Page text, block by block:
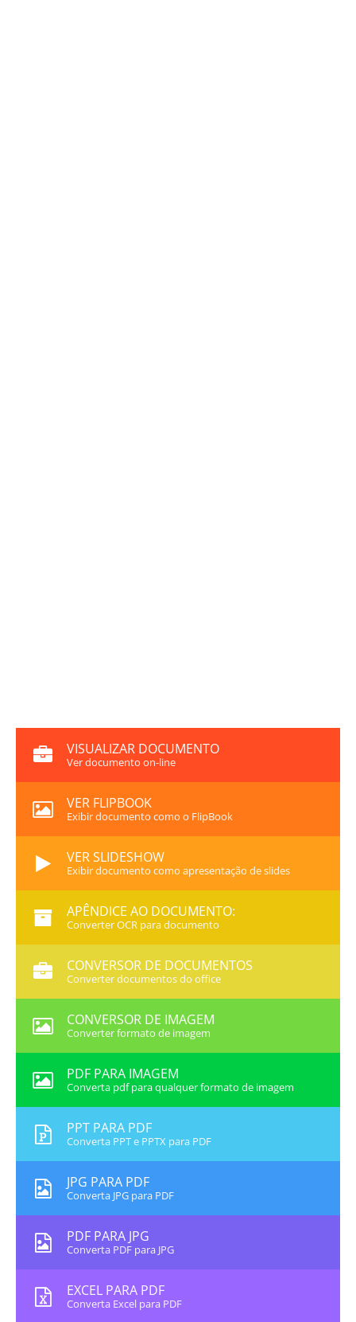
VISUALIZAR DOCUMENTO
Ver documento on-line
VER FLIPBOOK
Exibir documento como o FlipBook
VER SLIDESHOW
Exibir documento como apresentação de slides
APÊNDICE AO DOCUMENTO:
Converter OCR para documento
CONVERSOR DE DOCUMENTOS
Converter documentos do office
CONVERSOR DE IMAGEM
Converter formato de imagem
PDF PARA IMAGEM
Converta pdf para qualquer formato de imagem
PPT PARA PDF
Converta PPT e PPTX para PDF
JPG PARA PDF
Converta JPG para PDF
PDF PARA JPG
Converta PDF para JPG
EXCEL PARA PDF
Converta Excel para PDF